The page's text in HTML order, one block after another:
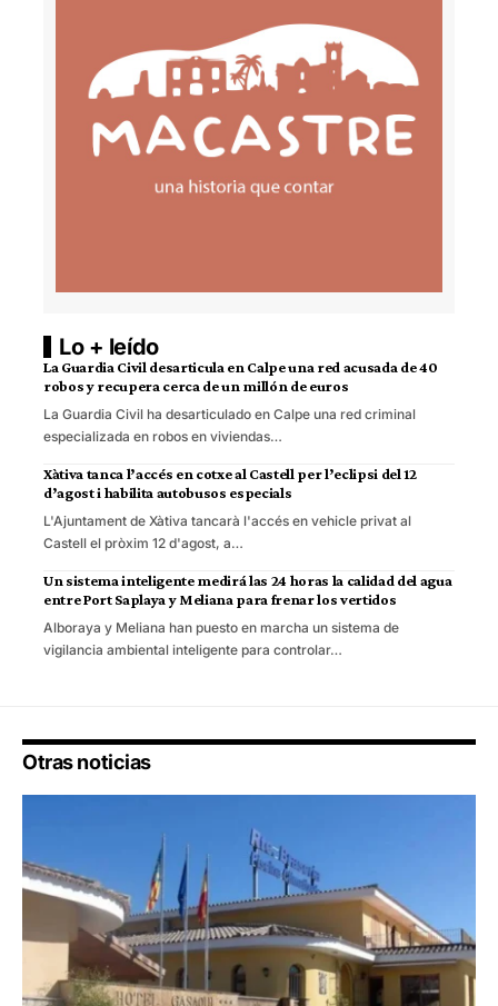
Lo + leído
La Guardia Civil desarticula en Calpe una red acusada de 40
robos y recupera cerca de un millón de euros
La Guardia Civil ha desarticulado en Calpe una red criminal
especializada en robos en viviendas…
Xàtiva tanca l’accés en cotxe al Castell per l’eclipsi del 12
d’agost i habilita autobusos especials
L'Ajuntament de Xàtiva tancarà l'accés en vehicle privat al
Castell el pròxim 12 d'agost, a…
Un sistema inteligente medirá las 24 horas la calidad del agua
entre Port Saplaya y Meliana para frenar los vertidos
Alboraya y Meliana han puesto en marcha un sistema de
vigilancia ambiental inteligente para controlar…
Otras noticias